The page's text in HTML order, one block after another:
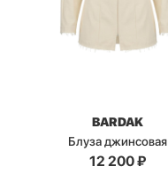
BARDAK
Блуза джинсовая
12 200₽